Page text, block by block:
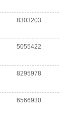
8303203
5055422
8295978
6566930